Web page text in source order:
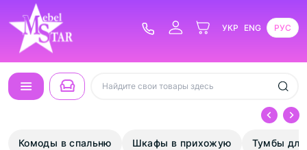
УКР ENG РУС
Комоды в спальню Шкафы в прихожую Тумбы для